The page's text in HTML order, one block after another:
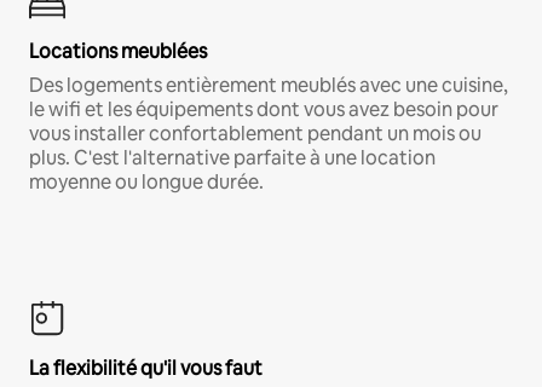
Locations meublées
Des logements entièrement meublés avec une cuisine,
le wifi et les équipements dont vous avez besoin pour
vous installer confortablement pendant un mois ou
plus. C'est l'alternative parfaite à une location
moyenne ou longue durée.
La flexibilité qu'il vous faut